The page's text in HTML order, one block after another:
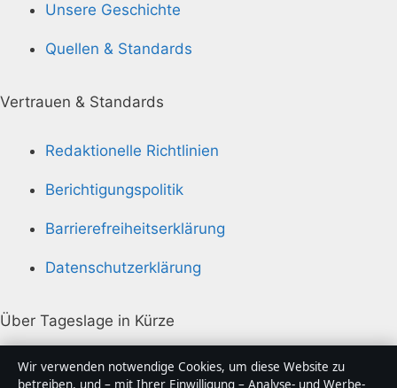
Unsere Geschichte
Quellen & Standards
Vertrauen & Standards
Redaktionelle Richtlinien
Berichtigungspolitik
Barrierefreiheitserklärung
Datenschutzerklärung
Über Tageslage in Kürze
Tageslage ist ein unabhängiger digitaler
Nachrichtenanbieter mit Fokus auf Politik, Wirtschaft,
Wir verwenden notwendige Cookies, um diese Website zu
betreiben, und – mit Ihrer Einwilligung – Analyse- und Werbe-